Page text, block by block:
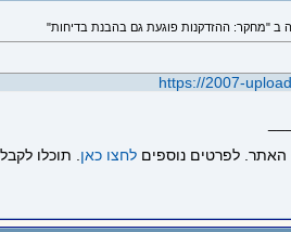
https://2007-
לפרטים נוספים לחצו כאן . תוכלו